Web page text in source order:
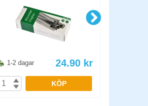
1-2 dagar 24.90 kr
KÖP